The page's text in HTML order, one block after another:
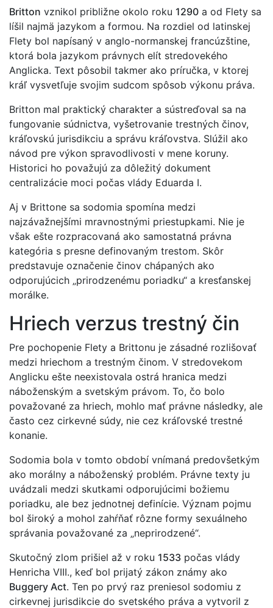
Britton vznikol približne okolo roku 1290 a od Flety sa
líšil najmä jazykom a formou. Na rozdiel od latinskej
Flety bol napísaný v anglo-normanskej francúzštine,
ktorá bola jazykom právnych elít stredovekého
Anglicka. Text pôsobil takmer ako príručka, v ktorej
kráľ vysvetľuje svojim sudcom spôsob výkonu práva.
Britton mal praktický charakter a sústreďoval sa na
fungovanie súdnictva, vyšetrovanie trestných činov,
kráľovskú jurisdikciu a správu kráľovstva. Slúžil ako
návod pre výkon spravodlivosti v mene koruny.
Historici ho považujú za dôležitý dokument
centralizácie moci počas vlády Eduarda I.
Aj v Brittone sa sodomia spomína medzi
najzávažnejšími mravnostnými priestupkami. Nie je
však ešte rozpracovaná ako samostatná právna
kategória s presne definovaným trestom. Skôr
predstavuje označenie činov chápaných ako
odporujúcich „prirodzenému poriadku“ a kresťanskej
morálke.
Hriech verzus trestný čin
Pre pochopenie Flety a Brittonu je zásadné rozlišovať
medzi hriechom a trestným činom. V stredovekom
Anglicku ešte neexistovala ostrá hranica medzi
náboženským a svetským právom. To, čo bolo
považované za hriech, mohlo mať právne následky, ale
často cez cirkevné súdy, nie cez kráľovské trestné
konanie.
Sodomia bola v tomto období vnímaná predovšetkým
ako morálny a náboženský problém. Právne texty ju
uvádzali medzi skutkami odporujúcimi božiemu
poriadku, ale bez jednotnej definície. Význam pojmu
bol široký a mohol zahŕňať rôzne formy sexuálneho
správania považované za „neprirodzené“.
Skutočný zlom prišiel až v roku 1533 počas vlády
Henricha VIII., keď bol prijatý zákon známy ako
Buggery Act. Ten po prvý raz preniesol sodomiu z
cirkevnej jurisdikcie do svetského práva a vytvoril z